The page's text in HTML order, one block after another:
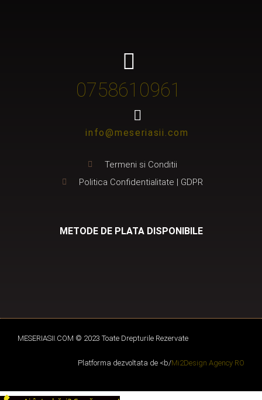
0758610961
info@meseriasii.com
Termeni si Conditii
Politica Confidentialitate | GDPR
METODE DE PLATA DISPONIBILE
MESERIASII.COM © 2023 Toate Drepturile Rezervate
Platforma dezvoltata de <b/Mi2Design Agency RO